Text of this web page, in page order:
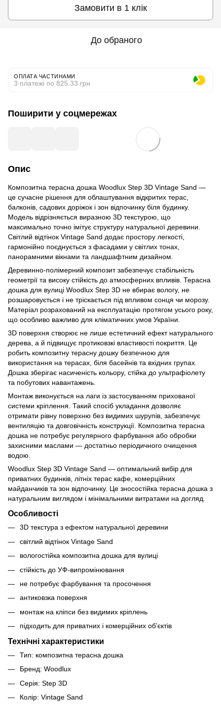
Замовити в 1 клік
До обраного
ОПЛАТА ЧАСТИНАМИ
3 платежі по 825.33 грн
Поширити у соцмережах
Опис
Композитна терасна дошка Woodlux Step 3D Vintage Sand —
це сучасне рішення для облаштування відкритих терас,
балконів, садових доріжок і зон відпочинку біля будинку.
Модель відрізняється виразною 3D текстурою, що
максимально точно імітує структуру натуральної деревини.
Світлий відтінок Vintage Sand додає простору легкості,
гармонійно поєднується з фасадами у світлих тонах,
панорамними вікнами та ландшафтним дизайном.
Деревинно-полімерний композит забезпечує стабільність
геометрії та високу стійкість до атмосферних впливів. Терасна
дошка для вулиці Woodlux Step 3D не вбирає вологу, не
розшаровується і не тріскається під впливом сонця чи морозу.
Матеріал розрахований на експлуатацію протягом усього року,
що особливо важливо для кліматичних умов України.
3D поверхня створює не лише естетичний ефект натурального
дерева, а й підвищує протиковзкі властивості покриття. Це
робить композитну терасну дошку безпечною для
використання на терасах, біля басейнів та вхідних групах.
Дошка зберігає насиченість кольору, стійка до ультрафіолету
та побутових навантажень.
Монтаж виконується на лаги із застосуванням прихованої
системи кріплення. Такий спосіб укладання дозволяє
отримати рівну поверхню без видимих шурупів, забезпечує
вентиляцію та довговічність конструкції. Композитна терасна
дошка не потребує регулярного фарбування або обробки
захисними маслами — достатньо періодичного очищення
водою.
Woodlux Step 3D Vintage Sand — оптимальний вибір для
приватних будинків, літніх терас кафе, комерційних
майданчиків та зон відпочинку. Це зносостійка терасна дошка з
натуральним виглядом і мінімальними витратами на догляд.
Особливості
3D текстура з ефектом натуральної деревини
світлий відтінок Vintage Sand
вологостійка композитна дошка для вулиці
стійкість до УФ-випромінювання
не потребує фарбування та просочення
антиковзка поверхня
монтаж на кліпси без видимих кріплень
підходить для приватних і комерційних об’єктів
Технічні характеристики
Тип: композитна терасна дошка
Бренд: Woodlux
Серія: Step 3D
Колір: Vintage Sand